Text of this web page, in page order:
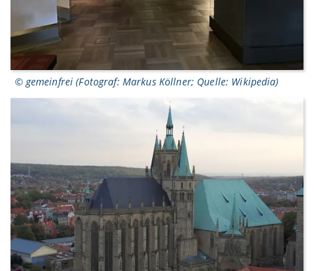
© gemeinfrei (Fotograf: Markus Köllner; Quelle: Wikipedia)